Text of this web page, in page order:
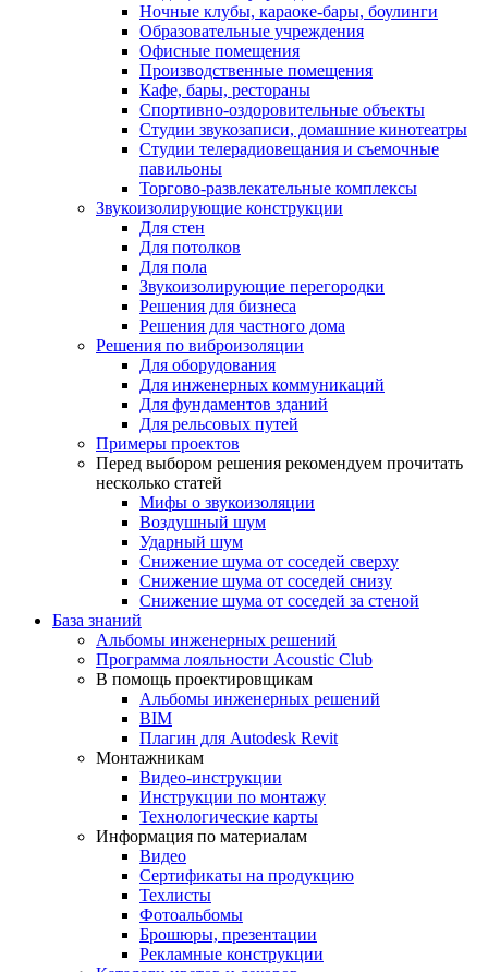
Ночные клубы, караоке-бары, боулинги
Образовательные учреждения
Офисные помещения
Производственные помещения
Кафе, бары, рестораны
Спортивно-оздоровительные объекты
Студии звукозаписи, домашние кинотеатры
Студии телерадиовещания и съемочные
павильоны
Торгово-развлекательные комплексы
Звукоизолирующие конструкции
Для стен
Для потолков
Для пола
Звукоизолирующие перегородки
Решения для бизнеса
Решения для частного дома
Решения по виброизоляции
Для оборудования
Для инженерных коммуникаций
Для фундаментов зданий
Для рельсовых путей
Примеры проектов
Перед выбором решения рекомендуем прочитать
несколько статей
Мифы о звукоизоляции
Воздушный шум
Ударный шум
Снижение шума от соседей сверху
Снижение шума от соседей снизу
Снижение шума от соседей за стеной
База знаний
Альбомы инженерных решений
Программа лояльности Acoustic Club
В помощь проектировщикам
Альбомы инженерных решений
BIM
Плагин для Autodesk Revit
Монтажникам
Видео-инструкции
Инструкции по монтажу
Технологические карты
Информация по материалам
Видео
Сертификаты на продукцию
Техлисты
Фотоальбомы
Брошюры, презентации
Рекламные конструкции